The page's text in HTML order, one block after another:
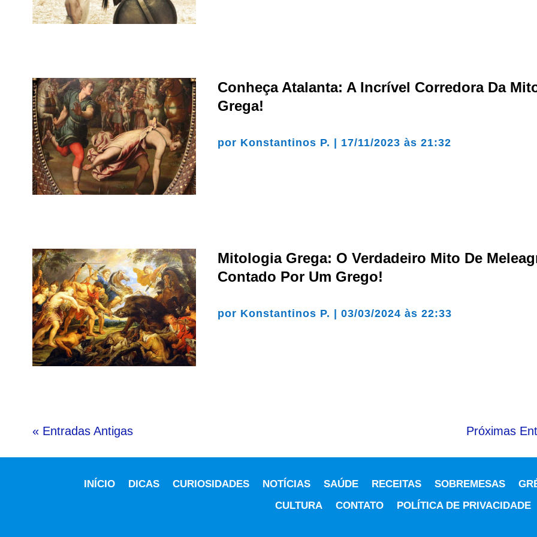
Conheça Atalanta: A Incrível Corredora Da
Grega!
por Konstantinos P. 17/11/2023 às 21:32
Mitologia Grega: O Verdadeiro Mito De
Contado Por Um Grego!
por Konstantinos P. |03/03/2024 às 22:33
« Entradas Antigas Próximas
INÍCIO DICAS CURIOSIDADES NOTÍCIAS SAÚDE RECEITAS SOBREMESAS
CULTURA
CONTATO POLÍTICA DE PRIVACIDADE